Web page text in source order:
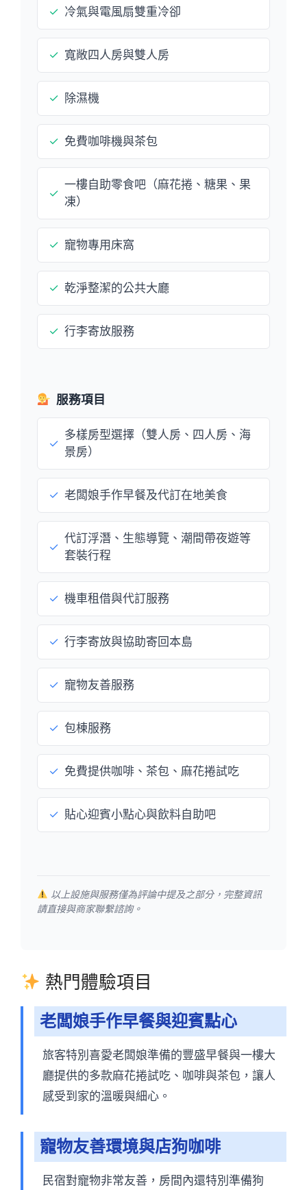
✓ 冷氣與電風扇雙重冷卻
✓ 寬敞四人房與雙人房
✓ 除濕機
✓ 免費咖啡機與茶包
✓
一樓自助零食吧（麻花捲、糖果、果
凍）
✓ 寵物專用床窩
✓ 乾淨整潔的公共大廳
✓ 行李寄放服務
服務項目
✓
多樣房型選擇（雙人房、四人房、海
景房）
✓ 老闆娘手作早餐及代訂在地美食
✓
代訂浮潛、生態導覽、潮間帶夜遊等
套裝行程
✓ 機車租借與代訂服務
✓ 行李寄放與協助寄回本島
✓ 寵物友善服務
✓ 包棟服務
✓ 免費提供咖啡、茶包、麻花捲試吃
✓ 貼心迎賓小點心與飲料自助吧
以上設施與服務僅為評論中提及之部分，完整資訊
請直接與商家聯繫諮詢。
熱門體驗項目
老闆娘手作早餐與迎賓點心
旅客特別喜愛老闆娘準備的豐盛早餐與一樓大
廳提供的多款麻花捲試吃、咖啡與茶包，讓人
感受到家的溫暖與細心。
寵物友善環境與店狗咖啡
民宿對寵物非常友善，房間內還特別準備狗